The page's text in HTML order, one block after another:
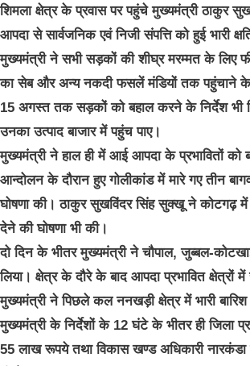
शिमला क्षेत्र के प्रवास पर पहुंचे मुख्यमंत्री ठाकुर
आपदा से सार्वजनिक एवं निजी संपत्ति को हुई
मुख्यमंत्री ने सभी सड़कों की शीघ्र मरम्मत के लिए
का सेब और अन्य नकदी फसलें मंडियों तक पहुंचाने के
15 अगस्त तक सड़कों को बहाल करने के निर्देश भी
उनका उत्पाद बाजार में पहुंच पाए।
मुख्यमंत्री ने हाल ही में आई आपदा के प्रभावितों को
आन्दोलन के दौरान हुए गोलीकांड में मारे गए तीन
घोषणा की। ठाकुर सुखविंदर सिंह सुक्खू ने कोटगढ़
देने की घोषणा भी की।
दो दिन के भीतर मुख्यमंत्री ने चौपाल, जुब्बल-
लिया। क्षेत्र के दौरे के बाद आपदा प्रभावित क्षेत्रों
मुख्यमंत्री ने पिछले कल ननखड़ी क्षेत्र में भारी
मुख्यमंत्री के निर्देशों के 12 घंटे के भीतर ही जिला
55 लाख रूपये तथा विकास खण्ड अधिकारी